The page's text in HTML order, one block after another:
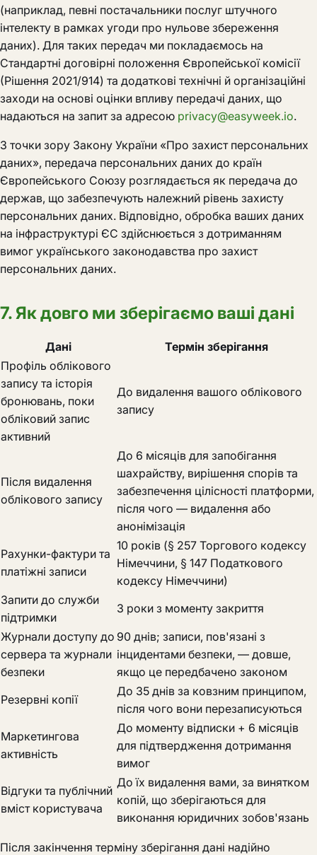
(наприклад, певні постачальники послуг штучного
інтелекту в рамках угоди про нульове збереження
даних). Для таких передач ми покладаємось на
Стандартні договірні положення Європейської комісії
(Рішення 2021/914) та додаткові технічні й організаційні
заходи на основі оцінки впливу передачі даних, що
надаються на запит за адресою privacy@easyweek.io.
З точки зору Закону України «Про захист персональних
даних», передача персональних даних до країн
Європейського Союзу розглядається як передача до
держав, що забезпечують належний рівень захисту
персональних даних. Відповідно, обробка ваших даних
на інфраструктурі ЄС здійснюється з дотриманням
вимог українського законодавства про захист
персональних даних.
7. Як довго ми зберігаємо ваші дані
Дані
Термін зберігання
Профіль облікового
запису та історія
бронювань, поки
обліковий запис
активний
До видалення вашого облікового
запису
Після видалення
облікового запису
До 6 місяців для запобігання
шахрайству, вирішення спорів та
забезпечення цілісності платформи,
після чого — видалення або
анонімізація
Рахунки-фактури та
платіжні записи
10 років (§ 257 Торгового кодексу
Німеччини, § 147 Податкового
кодексу Німеччини)
Запити до служби
підтримки
3 роки з моменту закриття
Журнали доступу до
сервера та журнали
безпеки
90 днів; записи, пов'язані з
інцидентами безпеки, — довше,
якщо це передбачено законом
Резервні копії
До 35 днів за ковзним принципом,
після чого вони перезаписуються
Маркетингова
активність
До моменту відписки + 6 місяців
для підтвердження дотримання
вимог
Відгуки та публічний
вміст користувача
До їх видалення вами, за винятком
копій, що зберігаються для
виконання юридичних зобов'язань
Після закінчення терміну зберігання дані надійно